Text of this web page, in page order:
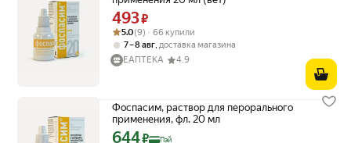
Цена 493 ₽ вместо
493₽
Рейтинг товара: 5.0 из 5
Оценок: (9) · 66 купили
5.0(9) · 66 купили
7 – 8 авг, доставка магазина
ЕАПТЕКА
4.9
Фоспасим, раствор для перорального
применения, фл. 20 мл
Цена с картой Яндекс Пэй 644 ₽ вместо
644₽ Пэй